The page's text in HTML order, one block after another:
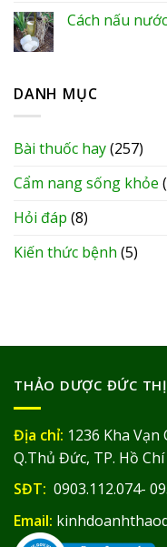
Cách nấu
DANH MỤC
Bài thuốc hay(257)
Cẩm nang sống khỏe
Hỏi đáp (8)
Kiến thức bệnh (5)
THẢO DƯỢC ĐỨC
Địa chỉ: 1236 Kha
Q.Thủ Đức, TP. Hồ
SĐT: 0903.112.074-
Email: